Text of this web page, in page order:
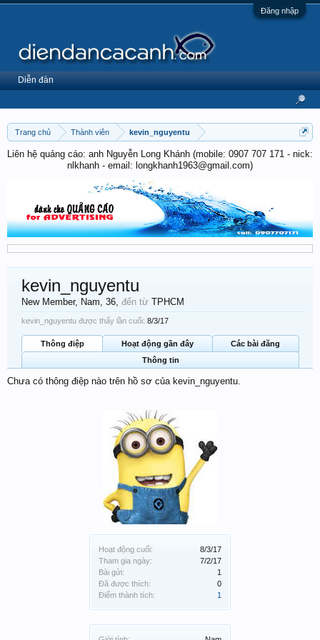
Đăng nhập
Trang chủ Thành viên kevin_nguyentu
Liên hệ quảng cáo: anh Nguyễn Long Khánh (mobile: 0907 707 171 - nick:
nlkhanh - email: longkhanh1963@gmail.com)
Hoạt động cuối:
8/3/17
Tham gia ngày:
7/2/17
Bài gửi:
1
Đã được thích:
0
Điểm thành tích:
1
kevin_nguyentu
New Member, Nam, 36, đến từ TPHCM
kevin_nguyentu được thấy lần cuối: 8/3/17
Thông điệp Hoạt động gần đây
Các bài đăng
Thông tin
Chưa có thông điệp nào trên hồ sơ của kevin_nguyentu.
Diễn đàn